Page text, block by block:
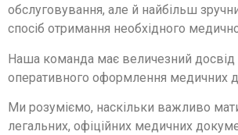
обслуговування, але й найбільш
спосіб отримання необхідного
Наша команда має величезний досвід
оперативного оформлення медичних
Ми розуміємо, наскільки важливо
легальних, офіційних медичних